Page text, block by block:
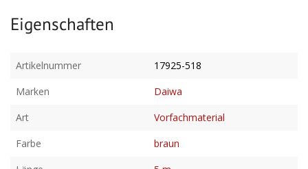
Eigenschaften
Artikelnummer
17925-518
Marken
Daiwa
Art
Vorfachmaterial
Farbe
braun